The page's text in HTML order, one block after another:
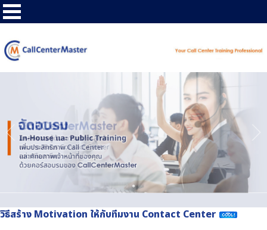
วิธีสร้าง Motivation ให้กับทีมงาน Contact Center